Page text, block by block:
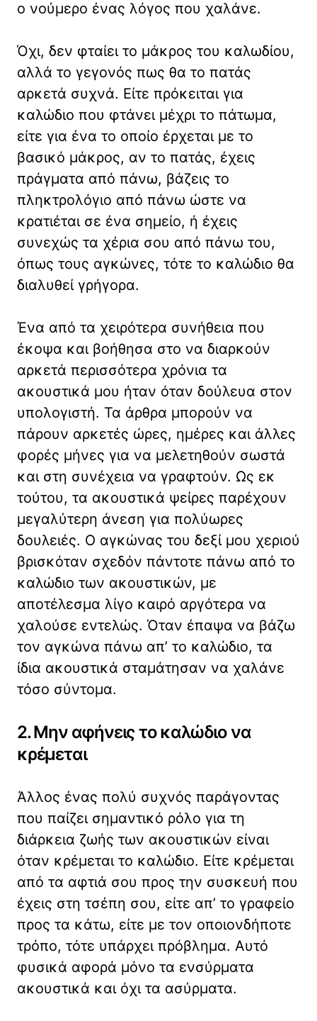
ο νούμερο ένας λόγος που χαλάνε.
Όχι, δεν φταίει το μάκρος του καλωδίου,
αλλά το γεγονός πως θα το πατάς
αρκετά συχνά. Είτε πρόκειται για
καλώδιο που φτάνει μέχρι το πάτωμα,
είτε για ένα το οποίο έρχεται με το
βασικό μάκρος, αν το πατάς, έχεις
πράγματα από πάνω, βάζεις το
πληκτρολόγιο από πάνω ώστε να
κρατιέται σε ένα σημείο, ή έχεις
συνεχώς τα χέρια σου από πάνω του,
όπως τους αγκώνες, τότε το καλώδιο θα
διαλυθεί γρήγορα.
Ένα από τα χειρότερα συνήθεια που
έκοψα και βοήθησα στο να διαρκούν
αρκετά περισσότερα χρόνια τα
ακουστικά μου ήταν όταν δούλευα στον
υπολογιστή. Τα άρθρα μπορούν να
πάρουν αρκετές ώρες, ημέρες και άλλες
φορές μήνες για να μελετηθούν σωστά
και στη συνέχεια να γραφτούν. Ως εκ
τούτου, τα ακουστικά ψείρες παρέχουν
μεγαλύτερη άνεση για πολύωρες
δουλειές. Ο αγκώνας του δεξί μου χεριού
βρισκόταν σχεδόν πάντοτε πάνω από το
καλώδιο των ακουστικών, με
αποτέλεσμα λίγο καιρό αργότερα να
χαλούσε εντελώς. Όταν έπαψα να βάζω
τον αγκώνα πάνω απ’ το καλώδιο, τα
ίδια ακουστικά σταμάτησαν να χαλάνε
τόσο σύντομα.
2. Μην αφήνεις το καλώδιο να
κρέμεται
Άλλος ένας πολύ συχνός παράγοντας
που παίζει σημαντικό ρόλο για τη
διάρκεια ζωής των ακουστικών είναι
όταν κρέμεται το καλώδιο. Είτε κρέμεται
από τα αφτιά σου προς την συσκευή που
έχεις στη τσέπη σου, είτε απ’ το γραφείο
προς τα κάτω, είτε με τον οποιονδήποτε
τρόπο, τότε υπάρχει πρόβλημα. Αυτό
φυσικά αφορά μόνο τα ενσύρματα
ακουστικά και όχι τα ασύρματα.